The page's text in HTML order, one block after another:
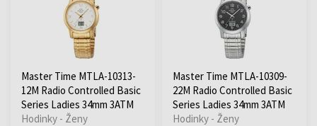
Master Time MTLA-10313-
12M Radio Controlled Basic
Series Ladies 34mm 3ATM
Hodinky - Ženy
Master Time MTLA-10309-
22M Radio Controlled Basic
Series Ladies 34mm 3ATM
Hodinky - Ženy